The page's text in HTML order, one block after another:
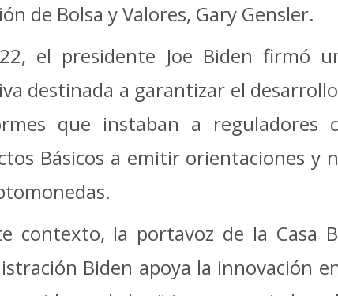
de Bolsa y Valores, Gary Gensler.
el presidente Joe Biden firmó
destinada a garantizar el
que instaban a reguladores
Básicos a emitir orientaciones y
contexto, la portavoz de la Casa
Biden apoya la innovación